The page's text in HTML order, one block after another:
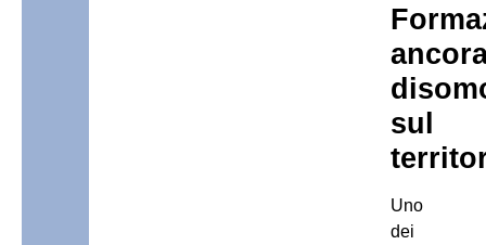
sul
Uno
dei